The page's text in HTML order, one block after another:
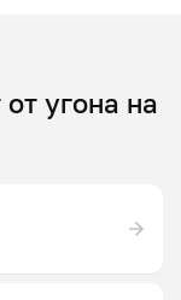
угона на